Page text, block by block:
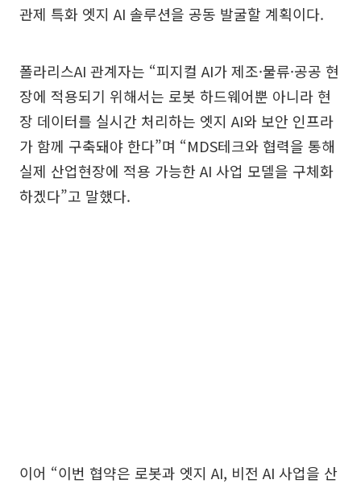
관제 특화 엣지 AI 솔루션을 공동 발굴할 계획이다.
폴라리스AI 관계자는 “피지컬 AI가 제조·물류·공공 현
장에 적용되기 위해서는 로봇 하드웨어뿐 아니라 현
장 데이터를 실시간 처리하는 엣지 AI와 보안 인프라
가 함께 구축돼야 한다”며 “MDS테크와 협력을 통해
실제 산업현장에 적용 가능한 AI 사업 모델을 구체화
하겠다”고 말했다.
이어 “이번 협약은 로봇과 엣지 AI, 비전 AI 사업을 산